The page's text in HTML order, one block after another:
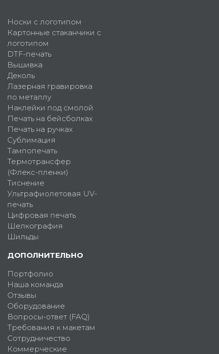
Носки с логотипом
Картонные стаканчики с
логотипом
DTF-печать
Вышивка
Деколь
Лазерная гравировка
по металлу
Наклейки под смолой
Печать на бейсболках
Печать на ручках
Сублимация
Тампопечать
Термотрансфер
(Флекс-пленки)
Тиснение
Ультрафиолетовая UV-
печать
Цифровая печать
Шелкография
Шильды
ДОПОЛНИТЕЛЬНО
Портфолио
Наша команда
Отзывы
Оборудование
Вопросы-ответ (FAQ)
Требования к макетам
Сотрудничество
Коммерческие